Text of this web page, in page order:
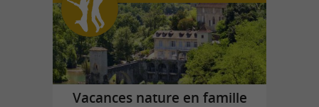
Vacances nature en famille